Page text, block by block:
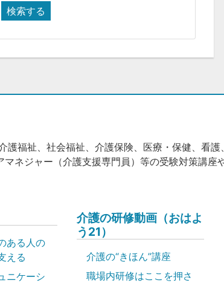
検索する
護福祉、社会福祉、介護保険、医療・保健、看
ネジャー（介護支援専門員）等の受験対策講座
ある人の
える
ニケーシ
介護の研修動画（おはよ
う21）
介護の“きほん”講座
職場内研修はここを押さ